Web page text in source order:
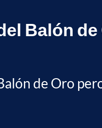
Balón
de Oro